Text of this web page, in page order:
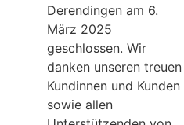
Derendingen am 6.
März 2025
geschlossen. Wir
danken unseren treuen
Kundinnen und Kunden
sowie allen